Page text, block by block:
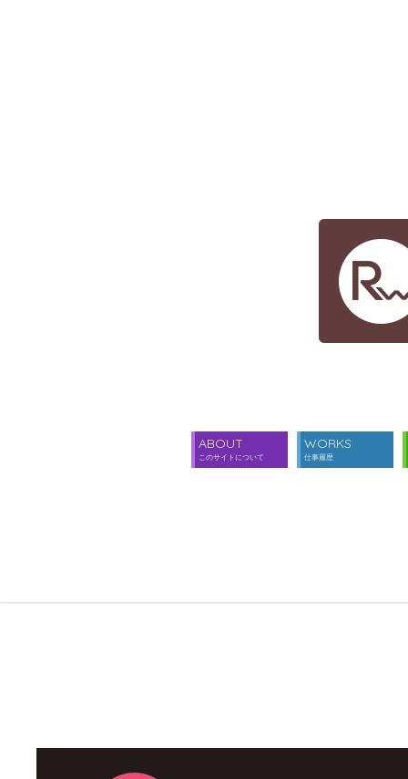
ABOUT
このサイトについて
WORKS
仕事履歴